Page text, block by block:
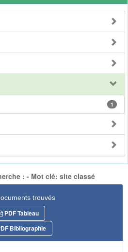
1
: - Mot clé: site classé
trouvés
PDF Tableau
Bibliographie